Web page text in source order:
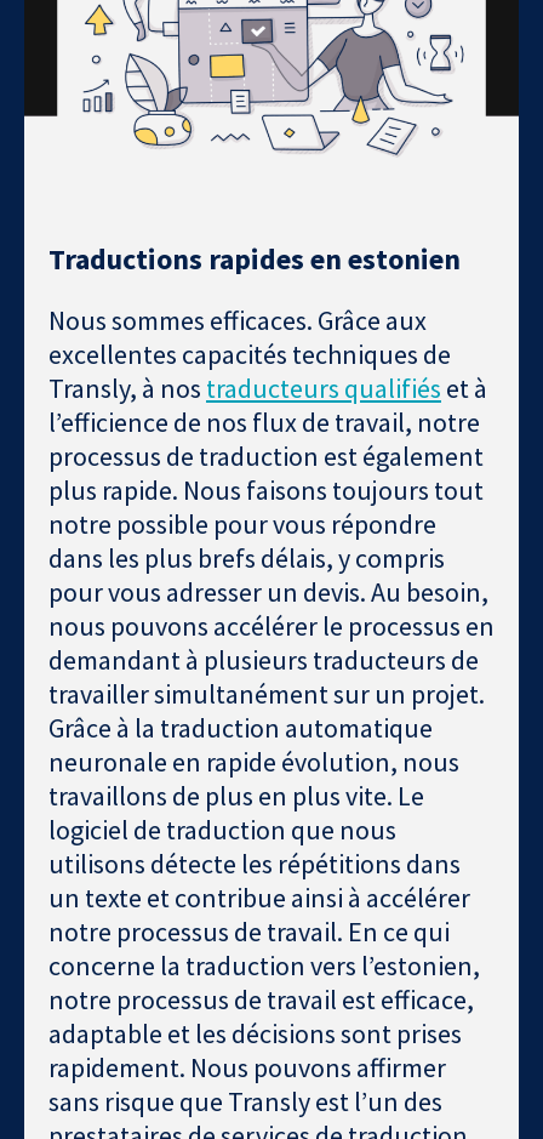
Traductions rapides en estonien
Nous sommes efficaces. Grâce aux
excellentes capacités techniques de
Transly, à nos traducteurs qualifiés et à
l’efficience de nos flux de travail, notre
processus de traduction est également
plus rapide. Nous faisons toujours tout
notre possible pour vous répondre
dans les plus brefs délais, y compris
pour vous adresser un devis. Au besoin,
nous pouvons accélérer le processus en
demandant à plusieurs traducteurs de
travailler simultanément sur un projet.
Grâce à la traduction automatique
neuronale en rapide évolution, nous
travaillons de plus en plus vite. Le
logiciel de traduction que nous
utilisons détecte les répétitions dans
un texte et contribue ainsi à accélérer
notre processus de travail. En ce qui
concerne la traduction vers l’estonien,
notre processus de travail est efficace,
adaptable et les décisions sont prises
rapidement. Nous pouvons affirmer
sans risque que Transly est l’un des